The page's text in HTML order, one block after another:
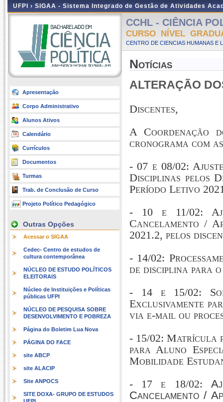
UFPI › SIGAA - Sistema Integrado de Gestão de Atividades
Apresentação
Corpo Administrativo
Alunos Ativos
Calendário
Currículos
Documentos
Turmas
Trab. de Conclusão de Curso
Projeto Político Pedagógico
Outras Opções
Acessar o SIGAA
Cedec- Centro de estudos de
cultura contemporânea
NÚCLEO DE ESTUDO POLÍTICOS
ELEITORAIS
Núcleo de Instituições e Políticas
públicas UFPI
NÚCLEO DE PESQUISA SOBRE
DESENVOLVIMENTO E POBREZA
Página do Boletim Lua Nova
PÁGINA DO FACE
site ABCP
site ALACIP
Site ANPOCS
SITE DOXA- GRUPO DE ESTUDOS
CCHL - CIÊNCIA
CURSO NÍVEL
CENTRO DE CIENCIAS HUMANAS E
Notícias
ALTERAÇÃO
Discentes,
A Coordenação
cronograma com
- 07 e 08/02:
Disciplinas pelos
Período Letivo
- 10 e 11/02:
Cancelamento /
2021.2, pelos
- 14/02:
de disciplina para
- 14 e 15/02:
Exclusivamente
via e-mail ou
- 15/02: Matrícula
para Aluno
Mobilidade
- 17 e 18/02:
Cancelamento /